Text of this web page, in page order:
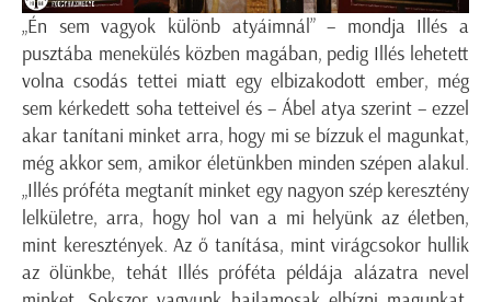
„Én sem vagyok különb atyáimnál” – mondja Illés a
pusztába menekülés közben magában, pedig Illés lehetett
volna csodás tettei miatt egy elbizakodott ember, még
sem kérkedett soha tetteivel és – Ábel atya szerint – ezzel
akar tanítani minket arra, hogy mi se bízzuk el magunkat,
még akkor sem, amikor életünkben minden szépen alakul.
„Illés próféta megtanít minket egy nagyon szép keresztény
lelkületre, arra, hogy hol van a mi helyünk az életben,
mint keresztények. Az ő tanítása, mint virágcsokor hullik
az ölünkbe, tehát Illés próféta példája alázatra nevel